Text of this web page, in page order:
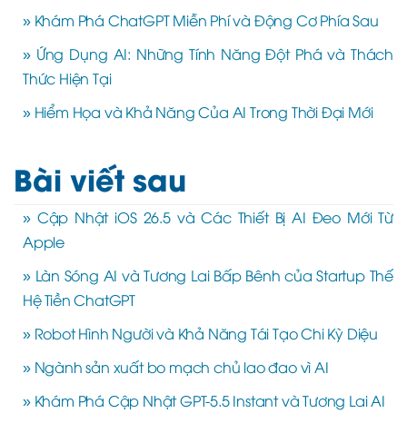
» Khám Phá ChatGPT Miễn Phí và Động Cơ Phía Sau
» Ứng Dụng AI: Những Tính Năng Đột Phá và Thách
Thức Hiện Tại
» Hiểm Họa và Khả Năng Của AI Trong Thời Đại Mới
Bài viết sau
» Cập Nhật iOS 26.5 và Các Thiết Bị AI Đeo Mới Từ
Apple
» Làn Sóng AI và Tương Lai Bấp Bênh của Startup Thế
Hệ Tiền ChatGPT
» Robot Hình Người và Khả Năng Tái Tạo Chi Kỳ Diệu
» Ngành sản xuất bo mạch chủ lao đao vì AI
» Khám Phá Cập Nhật GPT-5.5 Instant và Tương Lai AI